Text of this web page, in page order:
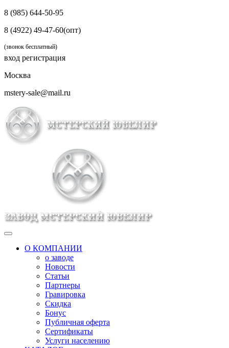
8 (985) 644-50-95
8 (4922) 49-47-60(опт)
(звонок бесплатный)
вход регистрация
Москва
mstery-sale@mail.ru
О КОМПАНИИ
о заводе
Новости
Статьи
Партнеры
Гравировка
Скидка
Бонус
Публичная оферта
Сертификаты
Услуги населению